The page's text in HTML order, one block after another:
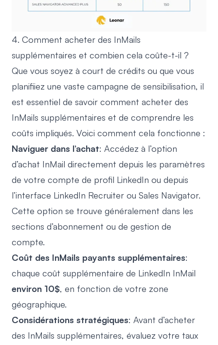
4. Comment acheter des InMails
supplémentaires et combien cela coûte-t-il ?
Que vous soyez à court de crédits ou que vous
planifiiez une vaste campagne de sensibilisation, il
est essentiel de savoir comment acheter des
InMails supplémentaires et de comprendre les
coûts impliqués. Voici comment cela fonctionne :
Naviguer dans l’achat: Accédez à l’option
d’achat InMail directement depuis les paramètres
de votre compte de profil LinkedIn ou depuis
l’interface LinkedIn Recruiter ou Sales Navigator.
Cette option se trouve généralement dans les
sections d’abonnement ou de gestion de
compte.
Coût des InMails payants supplémentaires:
chaque coût supplémentaire de LinkedIn InMail
environ 10$, en fonction de votre zone
géographique.
Considérations stratégiques: Avant d’acheter
des InMails supplémentaires, évaluez votre taux